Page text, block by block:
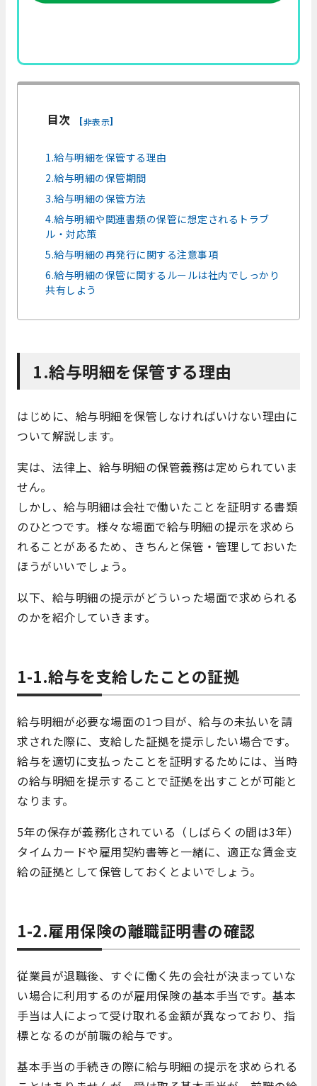
目次 [非表示]
1.給与明細を保管する理由
2.給与明細の保管期間
3.給与明細の保管方法
4.給与明細や関連書類の保管に想定されるトラブ
ル・対応策
5.給与明細の再発行に関する注意事項
6.給与明細の保管に関するルールは社内でしっかり
共有しよう
1.給与明細を保管する理由
はじめに、給与明細を保管しなければいけない理由に
ついて解説します。
実は、法律上、給与明細の保管義務は定められていま
せん。
しかし、給与明細は会社で働いたことを証明する書類
のひとつです。様々な場面で給与明細の提示を求めら
れることがあるため、きちんと保管・管理しておいた
ほうがいいでしょう。
以下、給与明細の提示がどういった場面で求められる
のかを紹介していきます。
1-1.給与を支給したことの証拠
給与明細が必要な場面の1つ目が、給与の未払いを請
求された際に、支給した証拠を提示したい場合です。
給与を適切に支払ったことを証明するためには、当時
の給与明細を提示することで証拠を出すことが可能と
なります。
5年の保存が義務化されている（しばらくの間は3年）
タイムカードや雇用契約書等と一緒に、適正な賃金支
給の証拠として保管しておくとよいでしょう。
1-2.雇用保険の離職証明書の確認
従業員が退職後、すぐに働く先の会社が決まっていな
い場合に利用するのが雇用保険の基本手当です。基本
手当は人によって受け取れる金額が異なっており、指
標となるのが前職の給与です。
基本手当の手続きの際に給与明細の提示を求められる